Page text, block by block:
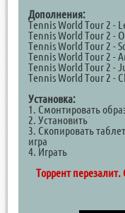
Дополнения:
Tennis World Tour 2 -
Tennis World Tour 2 -
Tennis World Tour 2 -
Tennis World Tour 2 -
Tennis World Tour 2 -
Tennis World Tour 2 -
Установка:
1. Смонтировать
2. Установить
3. Скопировать
игра
4. Играть
Торрент